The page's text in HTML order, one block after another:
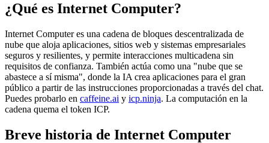
¿Qué es Internet Computer?
Internet Computer es una cadena de bloques descentralizada de
nube que aloja aplicaciones, sitios web y sistemas empresariales
seguros y resilientes, y permite interacciones multicadena sin
requisitos de confianza. También actúa como una "nube que se
abastece a sí misma", donde la IA crea aplicaciones para el gran
público a partir de las instrucciones proporcionadas a través del chat.
Puedes probarlo en caffeine.ai y icp.ninja. La computación en la
cadena quema el token ICP.
Breve historia de Internet Computer